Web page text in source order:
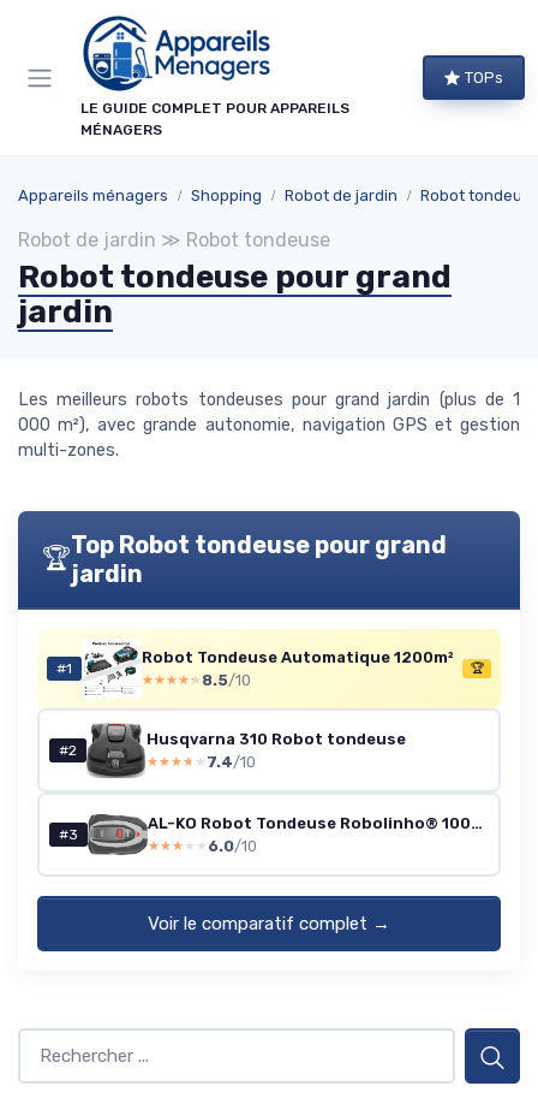
LE GUIDE COMPLET POUR APPAREILS
MÉNAGERS
TOPs
Appareils ménagers Shopping Robot de jardin Robot
Robot de jardin ≫ Robot tondeuse
Robot tondeuse pour grand
jardin
Les meilleurs robots tondeuses pour grand jardin (plus de 1
000 m²), avec grande autonomie, navigation GPS et gestion
multi-zones.
🏆Top Robot tondeuse pour grand
jardin
#1
Robot Tondeuse Automatique 1200m²
★★★★★
★★★★★ 8.5/10
🏆
#2
Husqvarna 310 Robot tondeuse
★★★★★
★★★★★ 7.4/10
#3
AL-KO Robot Tondeuse Robolinho® 1000 Vision, Largeur de Coupe de 21 cm, Li-ION 18 V/36 V, 5,0 Ah/2,5 Ah, Full HD, Tonte sans Fil pour Surfaces jusqu'à 1000 m²
★★★★★
★★★★★ 6.0/10
Voir le comparatif complet →
Panneau de gestion des cookies